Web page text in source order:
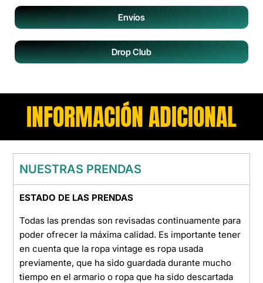
Envíos
Drop Club
INFORMACIÓN ADICIONAL
NUESTRAS PRENDAS
ESTADO DE LAS PRENDAS
Todas las prendas son revisadas continuamente para
poder ofrecer la máxima calidad. Es importante tener
en cuenta que la ropa vintage es ropa usada
previamente, que ha sido guardada durante mucho
tiempo en el armario o ropa que ha sido descartada